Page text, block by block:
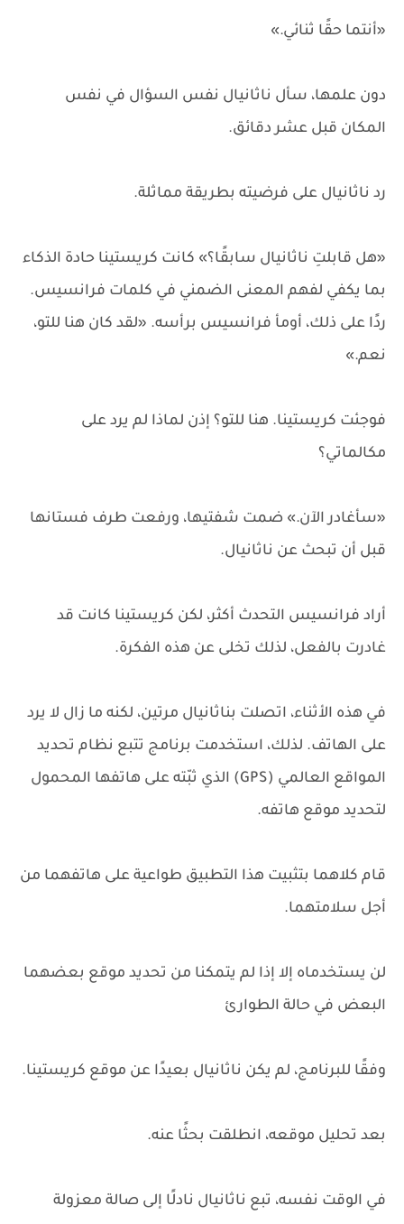
«أنتما حقًا ثنائي.»
دون علمها، سأل ناثانيال نفس السؤال في نفس
المكان قبل عشر دقائق.
رد ناثانيال على فرضيته بطريقة مماثلة.
«هل قابلتِ ناثانيال سابقًا؟» كانت كريستينا حادة الذكاء
بما يكفي لفهم المعنى الضمني في كلمات فرانسيس.
ردًا على ذلك، أومأ فرانسيس برأسه. «لقد كان هنا للتو،
نعم.»
فوجئت كريستينا. هنا للتو؟ إذن لماذا لم يرد على
مكالماتي؟
«سأغادر الآن.» ضمت شفتيها، ورفعت طرف فستانها
قبل أن تبحث عن ناثانيال.
أراد فرانسيس التحدث أكثر، لكن كريستينا كانت قد
غادرت بالفعل، لذلك تخلى عن هذه الفكرة.
في هذه الأثناء، اتصلت بناثانيال مرتين، لكنه ما زال لا يرد
على الهاتف. لذلك، استخدمت برنامج تتبع نظام تحديد
المواقع العالمي (GPS) الذي ثبّته على هاتفها المحمول
لتحديد موقع هاتفه.
قام كلاهما بتثبيت هذا التطبيق طواعية على هاتفهما من
أجل سلامتهما.
لن يستخدماه إلا إذا لم يتمكنا من تحديد موقع بعضهما
البعض في حالة الطوارئ
وفقًا للبرنامج، لم يكن ناثانيال بعيدًا عن موقع كريستينا.
بعد تحليل موقعه، انطلقت بحثًا عنه.
في الوقت نفسه، تبع ناثانيال نادلًا إلى صالة معزولة